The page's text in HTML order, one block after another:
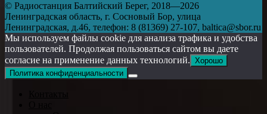
© Радиостанция Балтийский Берег, 2018—2026
Ленинградская область, г. Сосновый Бор, улица
Ленинградская, д.46, телефон: 8 (81369) 27-107, baltica@sbor.ru
Мы используем файлы cookie для анализа трафика и удобства
пользователей. Продолжая пользоваться сайтом вы даете
согласие на применение данных технологий. Хорошо
Политика конфиденциальности